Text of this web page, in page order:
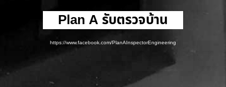
Plan A รับตรวจบ้าน
https://www.facebook.com/PlanAInspectorEngineering